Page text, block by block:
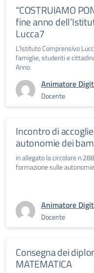
“COSTRUIAMO
fine anno
Lucca7
L’Istituto Comprensivo
famiglie, studenti e
Anno.
Animatore
Docente
Incontro di
autonomie dei
in allegato la circolare
formazione sulle
Animatore
Docente
Consegna dei
MATEMATICA